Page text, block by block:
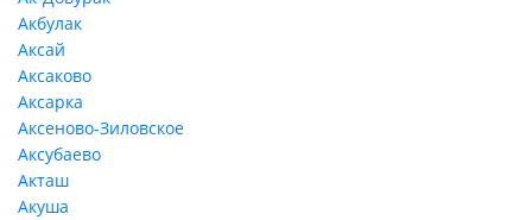
Акбулак
Аксай
Аксаково
Аксарка
Аксеново-Зиловское
Аксубаево
Акташ
Акуша